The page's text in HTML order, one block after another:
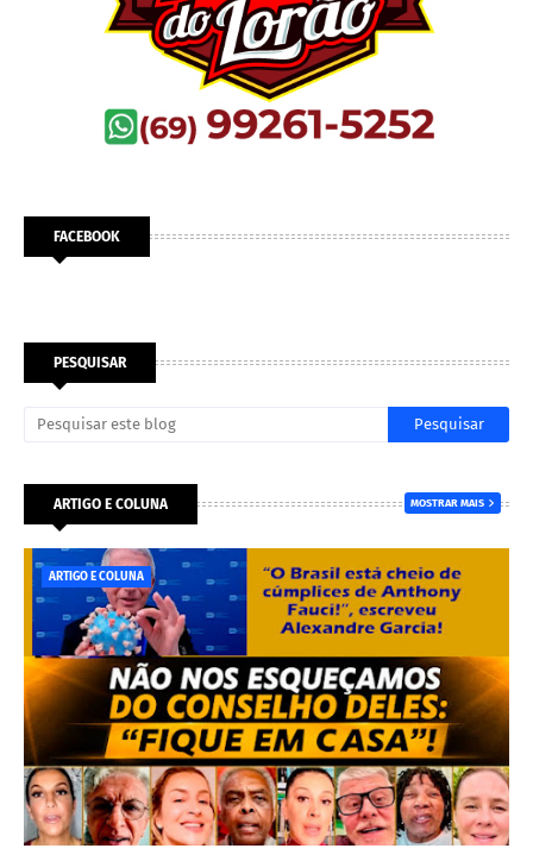
FACEBOOK
PESQUISAR
ARTIGO E COLUNA MOSTRAR MAIS
ARTIGO E COLUNA